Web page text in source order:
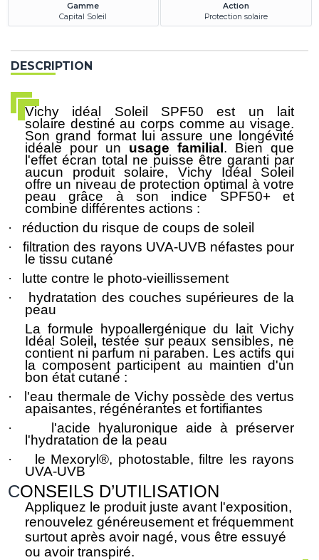
Gamme
Capital Soleil
Action
Protection solaire
DESCRIPTION
Vichy idéal Soleil SPF50 est un lait
solaire destiné au corps comme au visage.
Son grand format lui assure une longévité
idéale pour un usage familial. Bien que
l'effet écran total ne puisse être garanti par
aucun produit solaire, Vichy Idéal Soleil
offre un niveau de protection optimal à votre
peau grâce à son
indice SPF50+et
combine différentes actions :
·
réduction du risque de coups de soleil
·
filtration des rayons UVA-UVB néfastes pour
le tissu cutané
·
lutte contre le photo-vieillissement
·
hydratation des couches supérieures de la
peau
La formule hypoallergénique du laitVichy
Idéal Soleil, testée sur peaux sensibles, ne
contient ni parfum ni paraben. Les actifs qui
la composent participent au maintien d'un
bon état cutané :
·
l'eau thermale de Vichy possède des vertus
apaisantes, régénérantes et fortifiantes
·
l'acide hyaluronique aide à préserver
l'hydratation de la peau
·
le Mexoryl®, photostable, filtre les rayons
UVA-UVB
CONSEILS D’UTILISATION
Appliquez le produit juste avant l'exposition,
renouvelez généreusement et fréquemment
surtout après avoir nagé, vous être essuyé
ou avoir transpiré.